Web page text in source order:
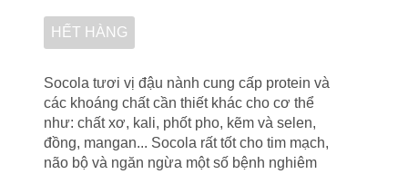
HẾT HÀNG
Socola tươi vị đậu nành cung cấp protein và
các khoáng chất cần thiết khác cho cơ thể
như: chất xơ, kali, phốt pho, kẽm và selen,
đồng, mangan... Socola rất tốt cho tim mạch,
não bộ và ngăn ngừa một số bệnh nghiêm